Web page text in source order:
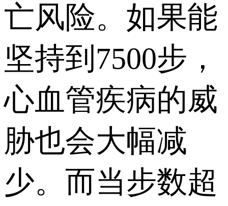
亡风险。如果能
坚持到7500步，
心血管疾病的威
胁也会大幅减
少。而当步数超